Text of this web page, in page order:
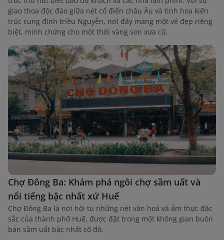
giao thoa độc đáo giữa nét cổ điển châu Âu và tinh hoa kiến
trúc cung đình triều Nguyễn, nơi đây mang một vẻ đẹp riêng
biệt, minh chứng cho một thời vàng son xưa cũ.
Chợ Đông Ba: Khám phá ngôi chợ sầm uất và
nổi tiếng bậc nhất xứ Huế
Chợ Đông Ba là nơi hội tụ những nét văn hoá và ẩm thực đặc
sắc của thành phố Huế, được đặt trong một không gian buôn
bán sầm uất bậc nhất cố đô.